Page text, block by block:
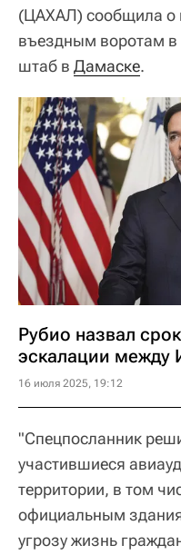
(ЦАХАЛ) сообщила о
въездным воротам в
штаб в Дамаске.
Рубио назвал
эскалации между
16 июля 2025, 19:12
"Спецпосланник
участившиеся
территории, в том
официальным
угрозу жизнь